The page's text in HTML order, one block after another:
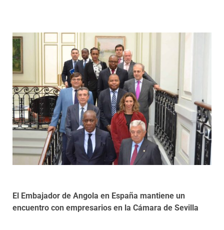
Programas
El Embajador de Angola en España mantiene un
encuentro con empresarios en la Cámara de Sevilla